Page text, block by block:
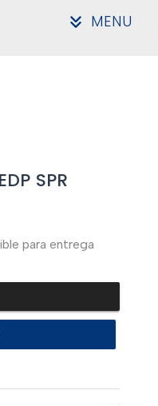
MENU
SPR
para entrega